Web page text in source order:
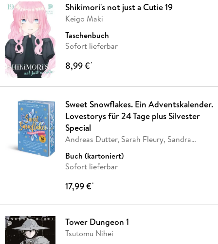
Shikimori's not just a Cutie 19
Keigo Maki
Taschenbuch
Sofort lieferbar
8,99 €*
Sweet Snowflakes. Ein Adventskalender.
Lovestorys für 24 Tage plus Silvester
Special
Andreas Dutter, Sarah Fleury, Sandra
Buch (kartoniert)
Sofort lieferbar
17,99 €*
Tower Dungeon 1
Tsutomu Nihei